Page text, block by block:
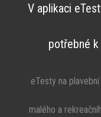
V aplikaci
potřebné
eTesty na
malého a